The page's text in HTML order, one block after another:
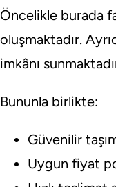
Öncelikle burada
oluşmaktadır.
imkânı
Bununla birlikte:
Güvenilir
Uygun fiyat